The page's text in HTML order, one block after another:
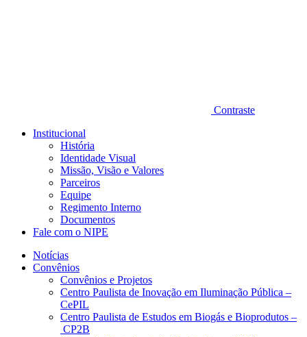
Contraste
Institucional
História
Identidade Visual
Missão, Visão e Valores
Parceiros
Equipe
Regimento Interno
Documentos
Fale com o NIPE
Notícias
Convênios
Convênios e Projetos
Centro Paulista de Inovação em Iluminação Pública –
CePIL
Centro Paulista de Estudos em Biogás e Bioprodutos –
CP2B